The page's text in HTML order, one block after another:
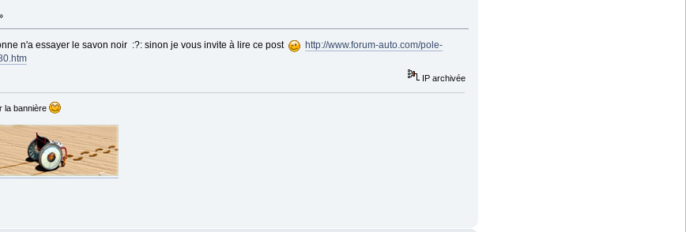
n'a essayer le savon noir :?: sinon je vous invite à lire ce post
http://www.forum-auto.com/pole-
IP archivée
la bannière